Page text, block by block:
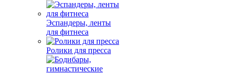
Эспандеры, ленты
для фитнеса
Ролики для пресса